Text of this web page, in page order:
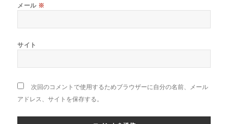
メール ※
サイト
次回のコメントで使用するためブラウザーに自分の名前、メール
アドレス、サイトを保存する。